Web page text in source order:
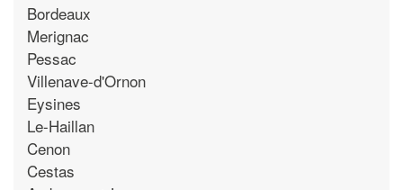
Bordeaux
Merignac
Pessac
Villenave-d'Ornon
Eysines
Le-Haillan
Cenon
Cestas